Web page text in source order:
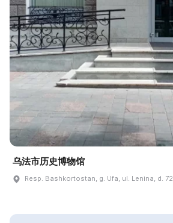
乌法市历史博物馆
Resp. Bashkortostan, g. Ufa, ul. Lenina, d. 72